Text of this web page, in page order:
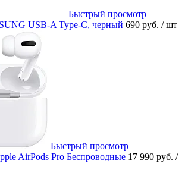
Быстрый просмотр
USB-A Type-C, черный 690 руб. / шт
Быстрый просмотр
AirPods Pro Беспроводные 17 990 руб. /